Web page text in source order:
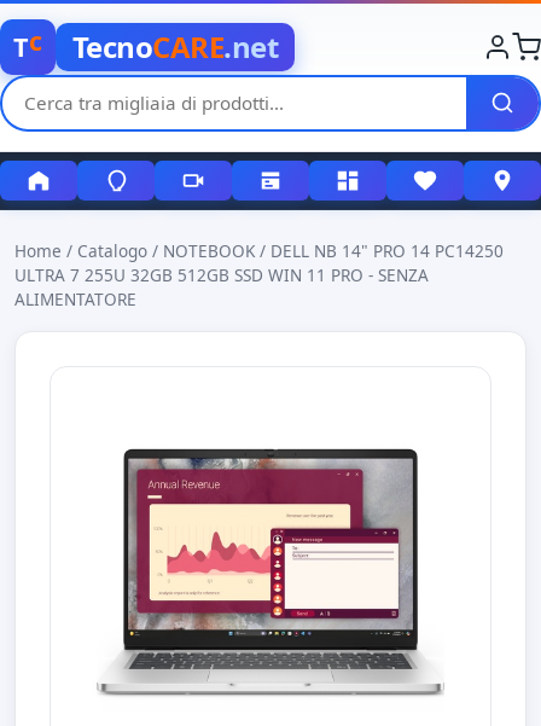
Tc TecnoCARE.net
Home / Catalogo / NOTEBOOK / DELL NB 14" PRO 14 PC14250
ULTRA 7 255U 32GB 512GB SSD WIN 11 PRO - SENZA
ALIMENTATORE